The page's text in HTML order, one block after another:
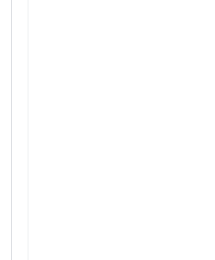
com-android-car-